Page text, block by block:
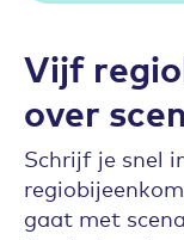
Vijf
over
Schrijf je snel
gaat met